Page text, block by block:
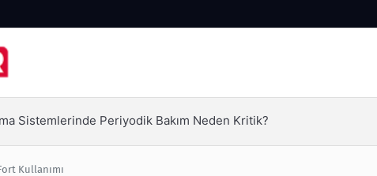
Süreçlerinde Yeni Nesil Verimliliği Olimpack ile Yakalayın
Kullanımı